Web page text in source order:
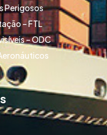
Perigosos
– FTL
– ODC